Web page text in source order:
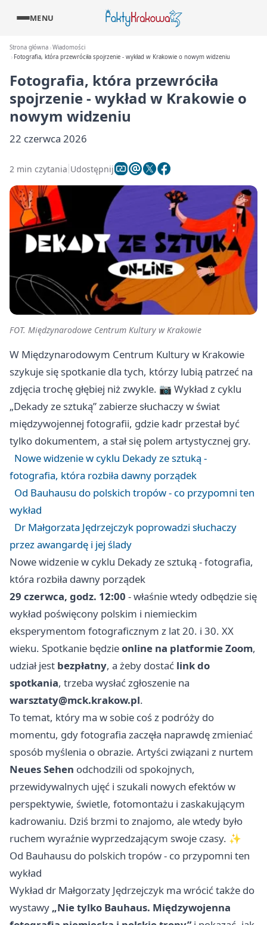
MENU
Strona główna Wiadomości
Fotografia, która przewróciła spojrzenie - wykład w Krakowie o nowym widzeniu
Fotografia, która przewróciła
spojrzenie - wykład w Krakowie o
nowym widzeniu
22 czerwca 2026
2 min czytania Udostępnij
FOT. Międzynarodowe Centrum Kultury w Krakowie
W Międzynarodowym Centrum Kultury w Krakowie
szykuje się spotkanie dla tych, którzy lubią patrzeć na
zdjęcia trochę głębiej niż zwykle. 📷 Wykład z cyklu
„Dekady ze sztuką” zabierze słuchaczy w świat
międzywojennej fotografii, gdzie kadr przestał być
tylko dokumentem, a stał się polem artystycznej gry.
Nowe widzenie w cyklu Dekady ze sztuką -
fotografia, która rozbiła dawny porządek
Od Bauhausu do polskich tropów - co przypomni ten
wykład
Dr Małgorzata Jędrzejczyk poprowadzi słuchaczy
przez awangardę i jej ślady
Nowe widzenie w cyklu Dekady ze sztuką - fotografia,
która rozbiła dawny porządek
29 czerwca, godz. 12:00 - właśnie wtedy odbędzie się
wykład poświęcony polskim i niemieckim
eksperymentom fotograficznym z lat 20. i 30. XX
wieku. Spotkanie będzieonline na platformie Zoom,
udział jest bezpłatny, a żeby dostać link do
spotkania, trzeba wysłać zgłoszenie na
warsztaty@mck.krakow.pl.
To temat, który ma w sobie coś z podróży do
momentu, gdy fotografia zaczęła naprawdę zmieniać
sposób myślenia o obrazie. Artyści związani z nurtem
Neues Sehen odchodzili od spokojnych,
przewidywalnych ujęć i szukali nowych efektów w
perspektywie, świetle, fotomontażu i zaskakującym
kadrowaniu. Dziś brzmi to znajomo, ale wtedy było
ruchem wyraźnie wyprzedzającym swoje czasy. ✨
Od Bauhausu do polskich tropów - co przypomni ten
wykład
Wykład dr Małgorzaty Jędrzejczyk ma wrócić także do
wystawy „Nie tylko Bauhaus. Międzywojenna